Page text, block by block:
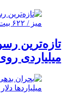
تازه‌ترین
میلیاردی روی میز / ۶۲۲